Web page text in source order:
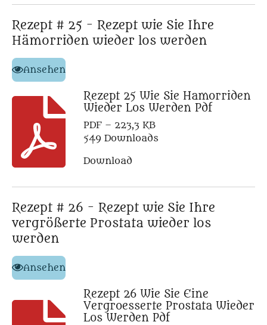
Rezept # 25 - Rezept wie Sie Ihre
Hämorriden wieder los werden
Ansehen
Rezept 25 Wie Sie Hamorriden
Wieder Los Werden Pdf
PDF – 223,3 KB
549 Downloads
Download
Rezept # 26 - Rezept wie Sie Ihre
vergrößerte Prostata wieder los
werden
Ansehen
Rezept 26 Wie Sie Eine
Vergroesserte Prostata Wieder
Los Werden Pdf